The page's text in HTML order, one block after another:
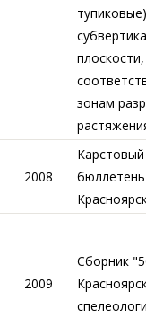
тупиковые)
плоскости,
зонам
2008
Карстовый
2009
Сборник